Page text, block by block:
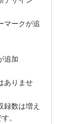
マークが追
追加
ありませ
録数は増え
。